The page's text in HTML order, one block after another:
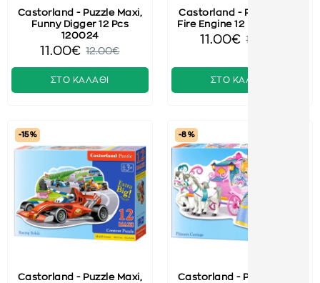
Castorland - Puzzle Maxi,
Funny Digger 12 Pcs
120024
11.00€ 12.00€
ΣΤΟ ΚΑΛΑΘΙ
Castorland - Puzzle Maxi
Fire Engine 12 Pcs 120109
11.00€ 12.00€
ΣΤΟ ΚΑΛΑΘΙ
-15 %
Castorland - Puzzle Maxi,
-8 %
Castorland - Puzzle Maxi,